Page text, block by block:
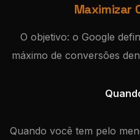
Maximizar
O objetivo: o Google
máximo de conversões
Quando você tem pelo